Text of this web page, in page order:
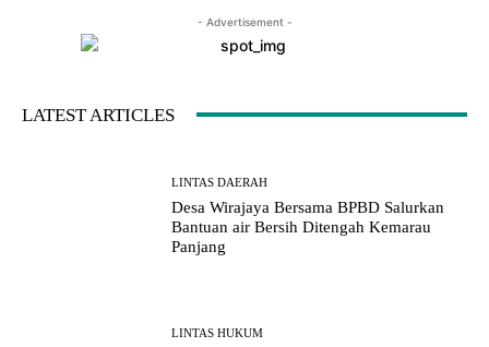
- Advertisement -
LATEST ARTICLES
LINTAS DAERAH
Desa Wirajaya Bersama BPBD Salurkan
Bantuan air Bersih Ditengah Kemarau
Panjang
LINTAS HUKUM